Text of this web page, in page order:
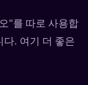
"를 따로 사용합
. 여기 더 좋은